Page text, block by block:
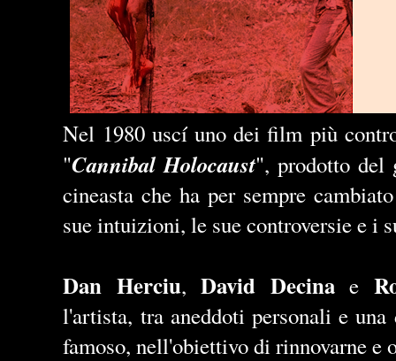
Nel 1980 uscí uno dei film più
"Cannibal Holocaust", prodotto
cineasta che ha per sempre
sue intuizioni, le sue controversie e i
Dan Herciu,David Decina e
l'artista, tra aneddoti personali e
famoso, nell'obiettivo di rinnovarne e